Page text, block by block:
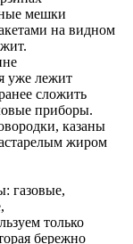
мешки
на видном
уже лежит
сложить
приборы.
казаны
жиром
газовые,
только
бережно